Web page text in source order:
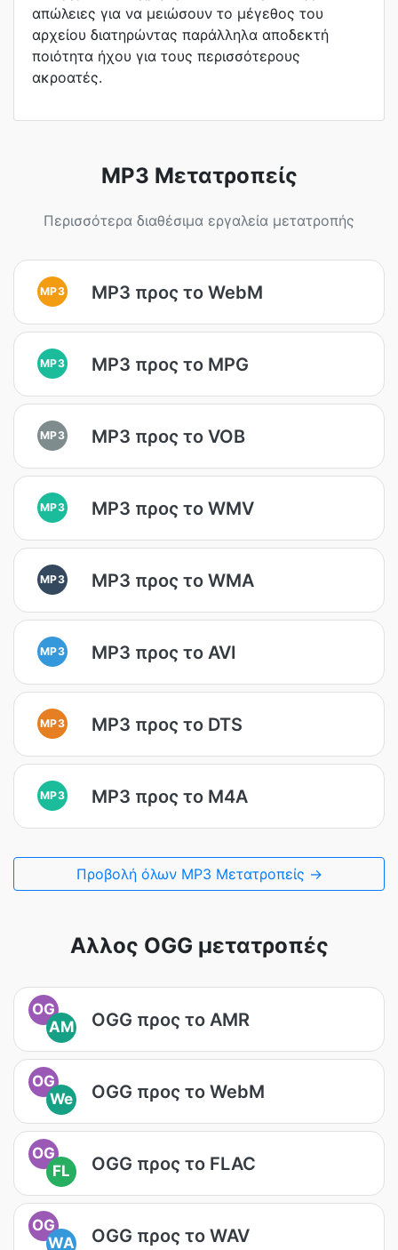
απώλειες για να μειώσουν το μέγεθος του
αρχείου διατηρώντας παράλληλα αποδεκτή
ποιότητα ήχου για τους περισσότερους
ακροατές.
MP3 Μετατροπείς
Περισσότερα διαθέσιμα εργαλεία μετατροπής
MP3 MP3 προς το WebM
MP3 MP3 προς το MPG
MP3 MP3 προς το VOB
MP3 MP3 προς το WMV
MP3 MP3 προς το WMA
MP3 MP3 προς το AVI
MP3 MP3 προς το DTS
MP3 MP3 προς το M4A
Προβολή όλων MP3 Μετατροπείς →
Αλλος OGG μετατροπές
OG
AM
OGG προς το AMR
OG
We
OGG προς το WebM
OG
FL
OGG προς το FLAC
OG
WA
OGG προς το WAV